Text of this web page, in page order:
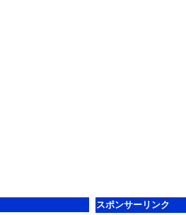
スポンサーリンク